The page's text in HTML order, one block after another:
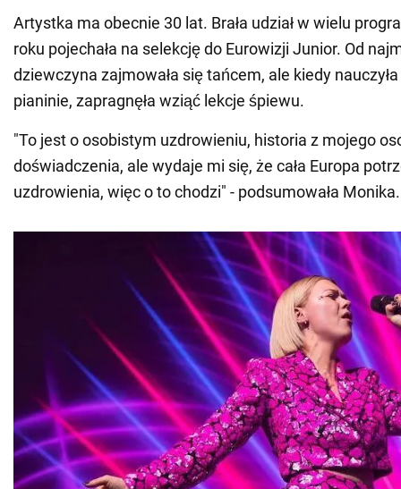
Artystka ma obecnie 30 lat. Brała udział w wielu
roku pojechała na selekcję do Eurowizji Junior. Od
dziewczyna zajmowała się tańcem, ale kiedy
pianinie, zapragnęła wziąć lekcje śpiewu.
"To jest o osobistym uzdrowieniu, historia z mojego
doświadczenia, ale wydaje mi się, że cała Europa
uzdrowienia, więc o to chodzi" - podsumowała Monika.